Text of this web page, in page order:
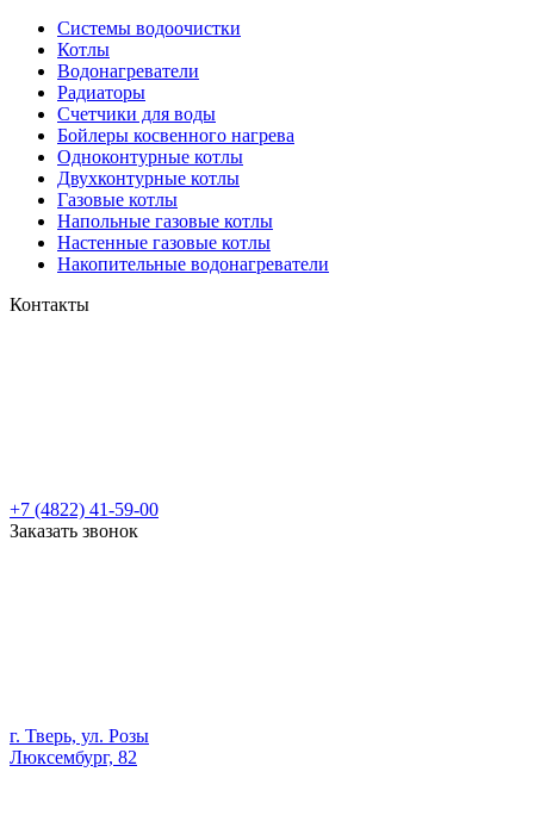
Системы водоочистки
Котлы
Водонагреватели
Радиаторы
Cчетчики для воды
Бойлеры косвенного нагрева
Одноконтурные котлы
Двухконтурные котлы
Газовые котлы
Напольные газовые котлы
Настенные газовые котлы
Накопительные водонагреватели
Контакты
+7 (4822) 41-59-00
Заказать звонок
г. Тверь, ул. Розы
Люксембург, 82